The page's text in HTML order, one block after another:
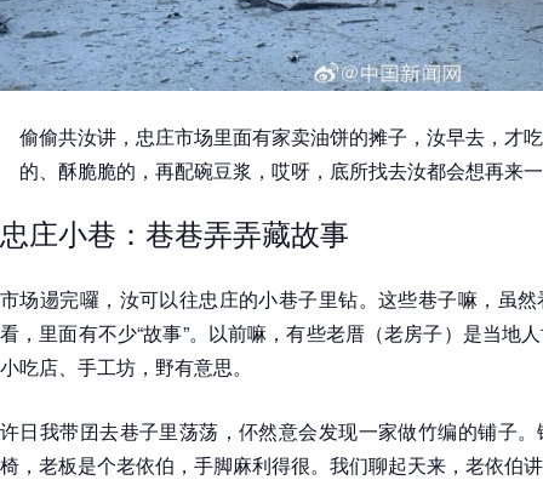
偷偷共汝讲，忠庄市场里面有家卖油饼的摊子，汝早去，才
的、酥脆脆的，再配碗豆浆，哎呀，底所找去汝都会想再来
忠庄小巷：巷巷弄弄藏故事
市场逿完囉，汝可以往忠庄的小巷子里钻。这些巷子嘛，虽
看，里面有不少“故事”。以前嘛，有些老厝（老房子）是当地
小吃店、手工坊，野有意思。
许日我带囝去巷子里荡荡，伓然意会发现一家做竹编的铺子
椅，老板是个老依伯，手脚麻利得很。我们聊起天来，老依伯